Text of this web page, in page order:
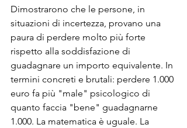
Dimostrarono che le persone, in
situazioni di incertezza, provano una
paura di perdere molto più forte
rispetto alla soddisfazione di
guadagnare un importo equivalente. In
termini concreti e brutali: perdere 1.000
euro fa più "male" psicologico di
quanto faccia "bene" guadagnarne
1.000. La matematica è uguale. La